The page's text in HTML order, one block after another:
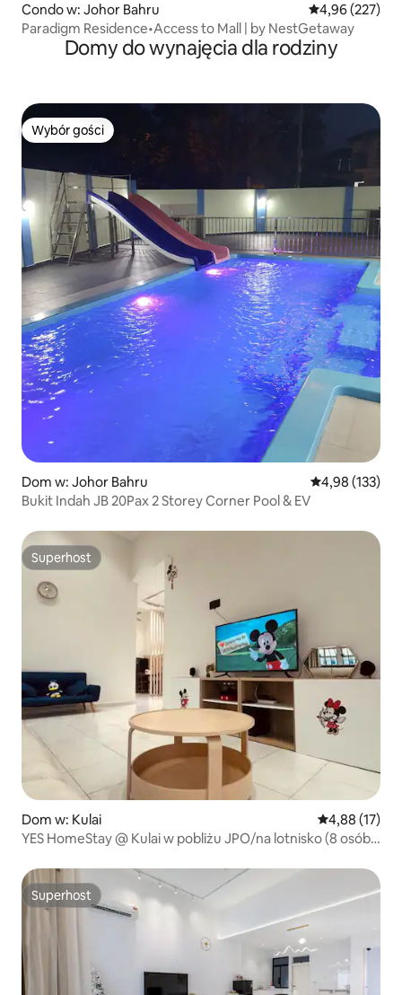
Condo w: Johor Bahru Średnia
4,96 (227)
Paradigm Residence•Access to Mall | by NestGetaway
Domy do wynajęcia dla rodziny
Wybór gości
Wybór gości
Dom w: Johor Bahru Średnia
4,98 (133)
Bukit Indah JB 20Pax 2 Storey Corner Pool & EV
Superhost
Superhost
Dom w: Kulai Średnia
4,88 (17)
YES HomeStay @ Kulai w pobliżu JPO/na lotnisko (8 osób –
Superhost
Superhost